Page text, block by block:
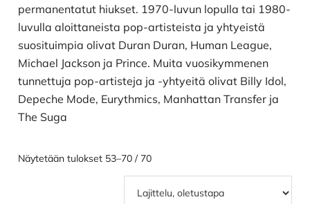
permanentatut hiukset. 1970-luvun lopulla tai 1980-
luvulla aloittaneista pop-artisteista ja yhtyeistä
suosituimpia olivat Duran Duran, Human League,
Michael Jackson ja Prince. Muita vuosikymmenen
tunnettuja pop-artisteja ja -yhtyeitä olivat Billy Idol,
Depeche Mode, Eurythmics, Manhattan Transfer ja
The Suga
Näytetään tulokset 53–70 / 70